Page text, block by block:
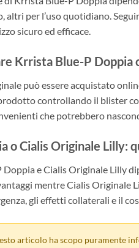
altri per l’uso quotidiano.
sicuro ed efficace.
Krrista Blue-P Doppia
può essere acquistato
controllando il blister
che potrebbero
o Cialis Originale Lilly:
e Cialis Originale Lilly
mentre Cialis Originale
gli effetti collaterali e il
articolo ha scopo puramente